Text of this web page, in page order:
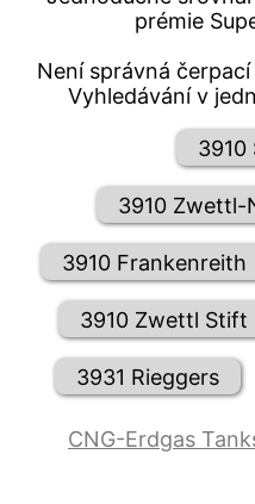
prémie
Není správná
Vyhledávání v
3910
3910 Zwettl-
3910 Frankenreith
3910 Zwettl Stift
3931 Rieggers
CNG-Erdgas